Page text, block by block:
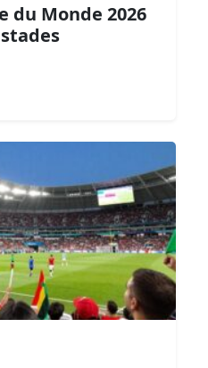
du Monde 2026